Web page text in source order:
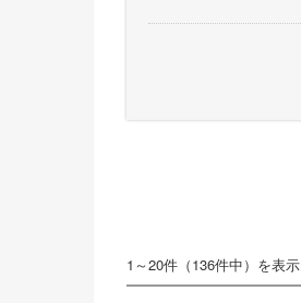
1～20件（136件中）を表示